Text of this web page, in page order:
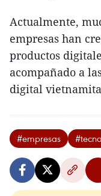
Actualmente,
empresas han
productos
acompañado a
digital
#empresas